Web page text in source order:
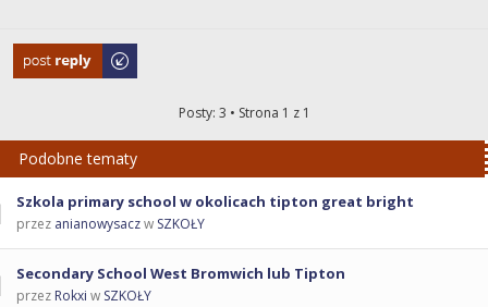
Odpowiedz
Posty: 3 • Strona 1 z 1
Podobne tematy
Szkola primary school w okolicach tipton great bright
przez anianowysaczw SZKOŁY
Secondary School West Bromwich lub Tipton
przez Rokxi w SZKOŁY